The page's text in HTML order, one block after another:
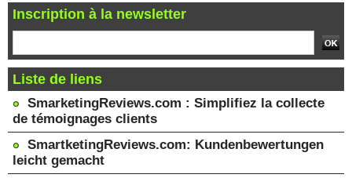
Inscription à la newsletter
Liste de liens
SmarketingReviews.com : Simplifiez la collecte
de témoignages clients
SmartketingReviews.com: Kundenbewertungen
leicht gemacht